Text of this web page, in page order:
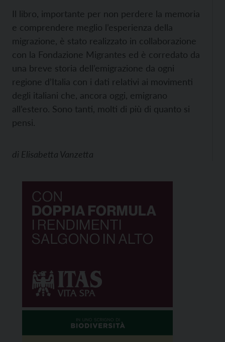
Il libro, importante per non perdere la memoria
e comprendere meglio l’esperienza della
migrazione, è stato realizzato in collaborazione
con la Fondazione Migrantes ed è corredato da
una breve storia dell’emigrazione da ogni
regione d’Italia con i dati relativi ai movimenti
degli italiani che, ancora oggi, emigrano
all’estero. Sono tanti, molti di più di quanto si
pensi.
di Elisabetta Vanzetta